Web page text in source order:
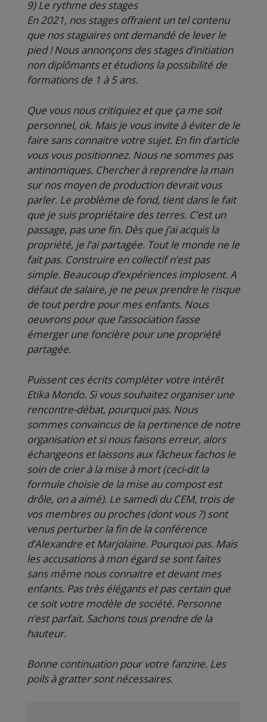
9) Le rythme des stages
En 2021, nos stages offraient un tel contenu
que nos stagiaires ont demandé de lever le
pied ! Nous annonçons des stages d’initiation
non diplômants et étudions la possibilité de
formations de 1 à 5 ans.
Que vous nous critiquiez et que ça me soit
personnel, ok. Mais je vous invite à éviter de le
faire sans connaitre votre sujet. En fin d’article
vous vous positionnez. Nous ne sommes pas
antinomiques. Chercher à reprendre la main
sur nos moyen de production devrait vous
parler. Le problème de fond, tient dans le fait
que je suis propriétaire des terres. C’est un
passage, pas une fin. Dès que j’ai acquis la
propriété, je l’ai partagée. Tout le monde ne le
fait pas. Construire en collectif n’est pas
simple. Beaucoup d’expériences implosent. A
défaut de salaire, je ne peux prendre le risque
de tout perdre pour mes enfants. Nous
oeuvrons pour que l’association fasse
émerger une foncière pour une propriété
partagée.
Puissent ces écrits compléter votre intérêt
Etika Mondo. Si vous souhaitez organiser une
rencontre-débat, pourquoi pas. Nous
sommes convaincus de la pertinence de notre
organisation et si nous faisons erreur, alors
échangeons et laissons aux fâcheux fachos le
soin de crier à la mise à mort (ceci-dit la
formule choisie de la mise au compost est
drôle, on a aimé). Le samedi du CEM, trois de
vos membres ou proches (dont vous ?) sont
venus perturber la fin de la conférence
d’Alexandre et Marjolaine. Pourquoi pas. Mais
les accusations à mon égard se sont faites
sans même nous connaitre et devant mes
enfants. Pas très élégants et pas certain que
ce soit votre modèle de société. Personne
n’est parfait. Sachons tous prendre de la
hauteur.
Bonne continuation pour votre fanzine. Les
poils à gratter sont nécessaires.